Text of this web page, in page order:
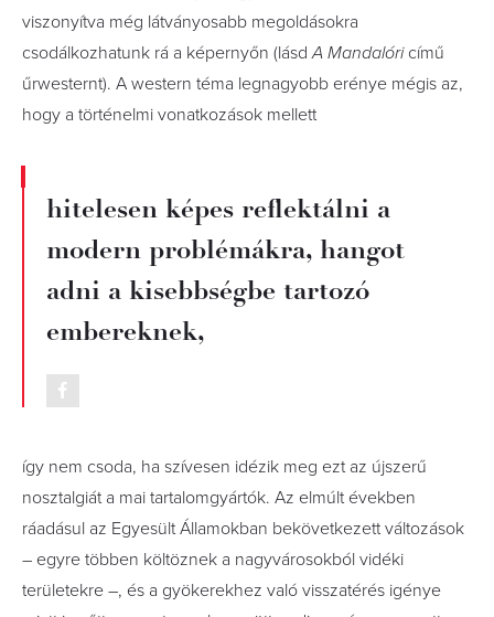
viszonyítva még látványosabb megoldásokra
csodálkozhatunk rá a képernyőn (lásdA Mandalóricímű
űrwesternt). A western téma legnagyobb erénye mégis az,
hogy a történelmi vonatkozások mellett
hitelesen képes reflektálni a
modern problémákra, hangot
adni a kisebbségbe tartozó
embereknek,
így nem csoda, ha szívesen idézik meg ezt az újszerű
nosztalgiát a mai tartalomgyártók. Az elmúlt években
ráadásul az Egyesült Államokban bekövetkezett változások
– egyre többen költöznek a nagyvárosokból vidéki
területekre –, és a gyökerekhez való visszatérés igénye